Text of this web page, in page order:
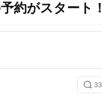
約がスタート！
33